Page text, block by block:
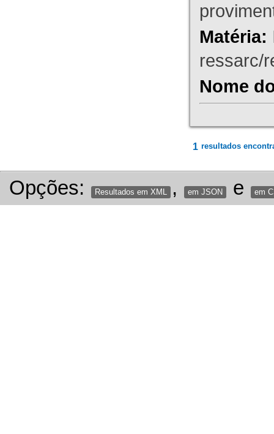
Matéria:
ressarc/
Nome
1 resultados
Opções: Resultados em XML , em JSON e em